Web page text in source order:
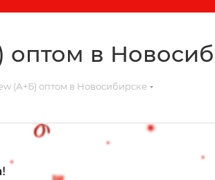
оптом в
(А+Б) оптом в Новосибирске